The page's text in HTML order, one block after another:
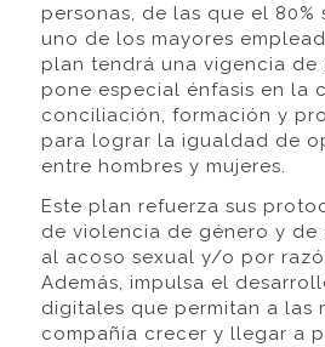
personas, de las que el 80%
uno de los mayores
plan tendrá una vigencia de
pone especial énfasis en la
conciliación, formación y
para lograr la igualdad de
entre hombres y mujeres.
Este plan refuerza sus
de violencia de género y
al acoso sexual y/o por
Además, impulsa el
digitales que permitan a las
compañía crecer y llegar a